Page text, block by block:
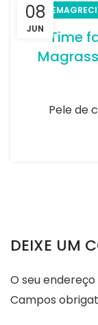
08
JUN
Time
Pele de
DEIXE UM
O seu
Campos